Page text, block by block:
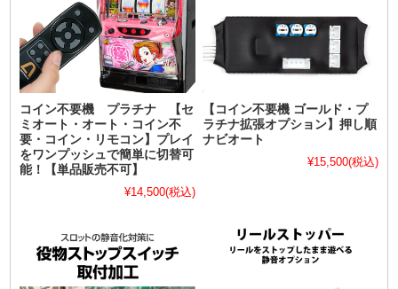
コイン不要機 プラチナ 【セ
ミオート・オート・コイン不
要・コイン・リモコン】プレイ
をワンプッシュで簡単に切替可
能！【単品販売不可】
¥14,500(税込)
【コイン不要機 ゴールド・プ
ラチナ拡張オプション】押し順
ナビオート
¥15,500(税込)